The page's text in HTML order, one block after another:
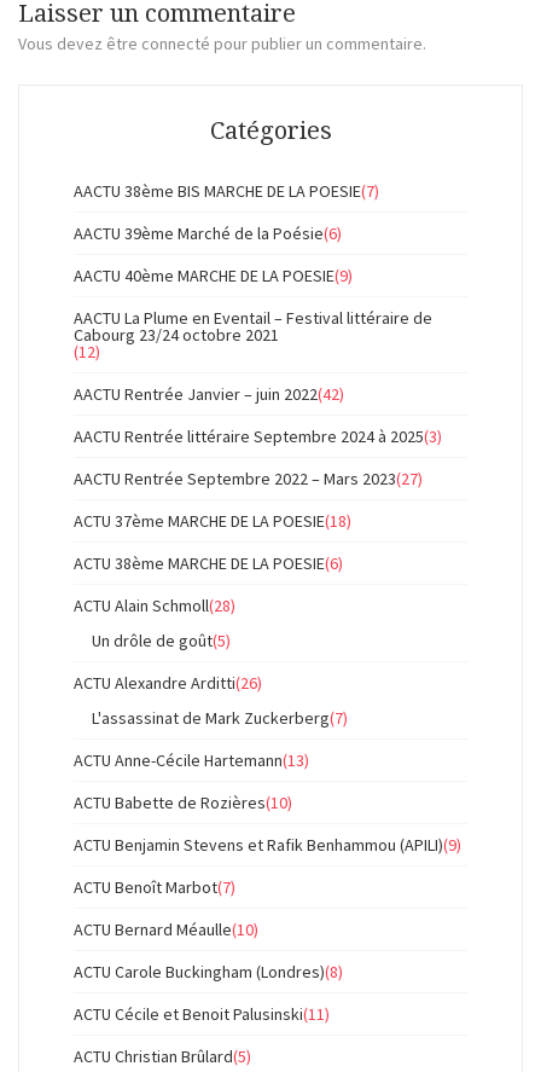
Laisser un commentaire
Vous devez être connecté pour publier un commentaire.
Catégories
AACTU 38ème BIS MARCHE DE LA POESIE(7)
AACTU 39ème Marché de la Poésie(6)
AACTU 40ème MARCHE DE LA POESIE(9)
AACTU La Plume en Eventail – Festival littéraire de
Cabourg 23/24 octobre 2021
(12)
AACTU Rentrée Janvier – juin 2022(42)
AACTU Rentrée littéraire Septembre 2024 à 2025(3)
AACTU Rentrée Septembre 2022 – Mars 2023(27)
ACTU 37ème MARCHE DE LA POESIE(18)
ACTU 38ème MARCHE DE LA POESIE(6)
ACTU Alain Schmoll(28)
Un drôle de goût(5)
ACTU Alexandre Arditti(26)
L'assassinat de Mark Zuckerberg(7)
ACTU Anne-Cécile Hartemann(13)
ACTU Babette de Rozières(10)
ACTU Benjamin Stevens et Rafik Benhammou (APILI)(9)
ACTU Benoît Marbot(7)
ACTU Bernard Méaulle(10)
ACTU Carole Buckingham (Londres)(8)
ACTU Cécile et Benoit Palusinski(11)
ACTU Christian Brûlard(5)